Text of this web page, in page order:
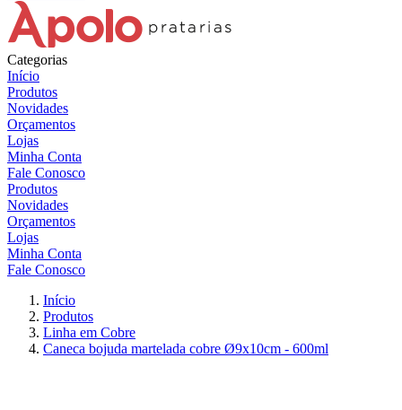
Categorias
Início
Produtos
Novidades
Orçamentos
Lojas
Minha Conta
Fale Conosco
Produtos
Novidades
Orçamentos
Lojas
Minha Conta
Fale Conosco
Início
Produtos
Linha em Cobre
Caneca bojuda martelada cobre Ø9x10cm - 600ml